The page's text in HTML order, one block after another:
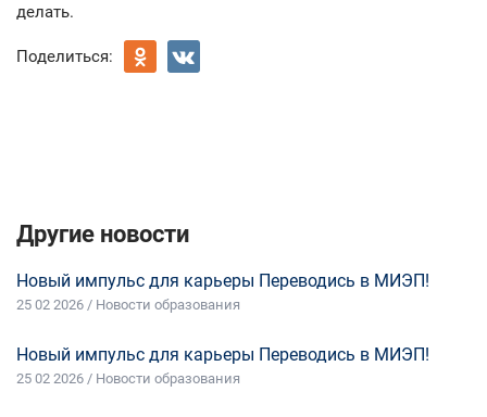
делать.
Поделиться:
Другие новости
Новый импульс для карьеры Переводись в МИЭП!
25 02 2026 / Новости образования
Новый импульс для карьеры Переводись в МИЭП!
25 02 2026 / Новости образования